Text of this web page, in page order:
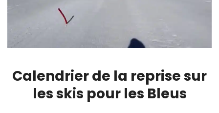
Calendrier de la reprise sur
les skis pour les Bleus